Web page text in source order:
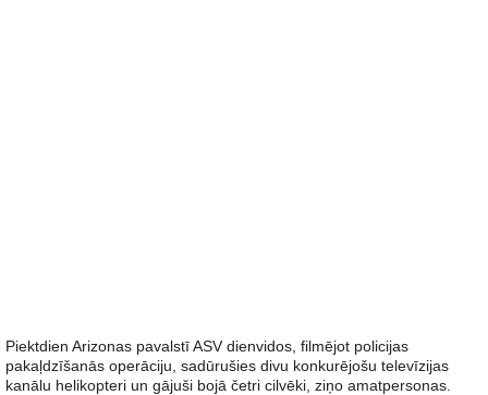
Piektdien Arizonas pavalstī ASV dienvidos, filmējot policijas
pakaļdzīšanās operāciju, sadūrušies divu konkurējošu televīzijas
kanālu helikopteri un gājuši bojā četri cilvēki, ziņo amatpersonas.